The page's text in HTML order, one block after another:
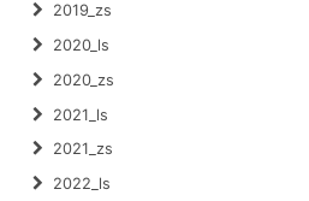
2019_zs
2020_ls
2020_zs
2021_ls
2021_zs
2022_ls